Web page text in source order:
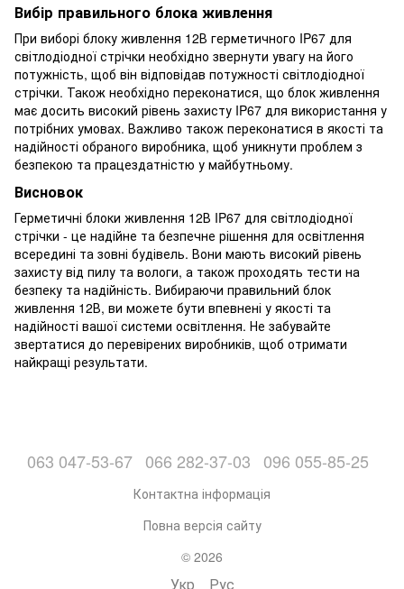
Вибір правильного блока живлення
При виборі блоку живлення 12В герметичного IP67 для
світлодіодної стрічки необхідно звернути увагу на його
потужність, щоб він відповідав потужності світлодіодної
стрічки. Також необхідно переконатися, що блок живлення
має досить високий рівень захисту IP67 для використання у
потрібних умовах. Важливо також переконатися в якості та
надійності обраного виробника, щоб уникнути проблем з
безпекою та працездатністю у майбутньому.
Висновок
Герметичні блоки живлення 12В IP67 для світлодіодної
стрічки - це надійне та безпечне рішення для освітлення
всередині та зовні будівель. Вони мають високий рівень
захисту від пилу та вологи, а також проходять тести на
безпеку та надійність. Вибираючи правильний блок
живлення 12В, ви можете бути впевнені у якості та
надійності вашої системи освітлення. Не забувайте
звертатися до перевірених виробників, щоб отримати
найкращі результати.
063 047-53-67 066 282-37-03 096 055-85-25
Контактна інформація
Повна версія сайту
© 2026
Укр Рус